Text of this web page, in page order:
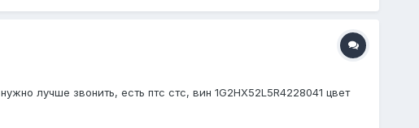
лучше звонить, есть птс стс, вин 1G2HX52L5R4228041 цвет